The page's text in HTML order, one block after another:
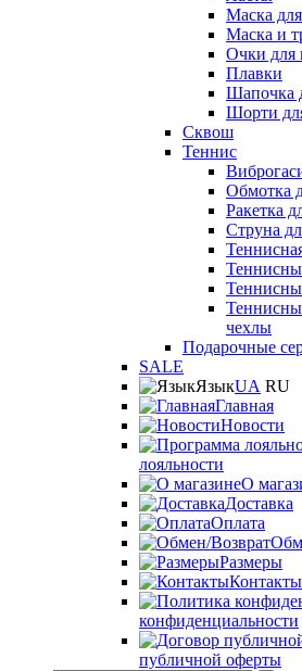
Маска
Маска и
Очки для
Плавки
Шапочка
Шорти
Сквош
Теннис
Обмотка
Ракетка
Струна
чехлы
Подарочные
SALE
ЯзыкUA RU
Главная
Новости
лояльности
О
Доставка
Оплата
Размеры
Контакты
конфиденциальности
публичной оферты